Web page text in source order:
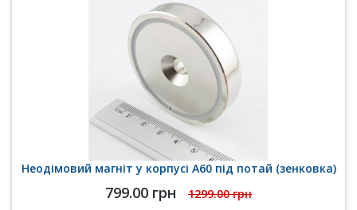
Неодімовий магніт у корпусі A60 під потай (зенковка)
799.00 грн 1299.00 грн